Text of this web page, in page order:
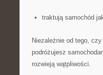
traktują samochód
Niezależnie od tego,
podróżujesz
rozwieją wątpliwości.